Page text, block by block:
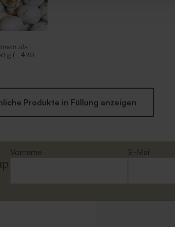
als
g (± 425
Produkte in Füllung anzeigen
Vorname
E-Mail